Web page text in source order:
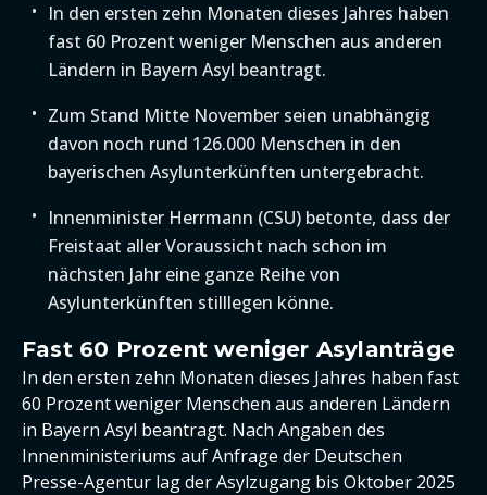
In den ersten zehn Monaten dieses Jahres haben
fast 60 Prozent weniger Menschen aus anderen
Ländern in Bayern Asyl beantragt.
Zum Stand Mitte November seien unabhängig
davon noch rund 126.000 Menschen in den
bayerischen Asylunterkünften untergebracht.
Innenminister Herrmann (CSU) betonte, dass der
Freistaat aller Voraussicht nach schon im
nächsten Jahr eine ganze Reihe von
Asylunterkünften stilllegen könne.
Fast 60 Prozent weniger Asylanträge
In den ersten zehn Monaten dieses Jahres haben fast
60 Prozent weniger Menschen aus anderen Ländern
in Bayern Asyl beantragt. Nach Angaben des
Innenministeriums auf Anfrage der Deutschen
Presse-Agentur lag der Asylzugang bis Oktober 2025